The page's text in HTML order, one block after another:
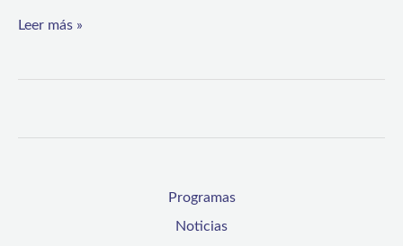
Leer más »
Programas
Noticias